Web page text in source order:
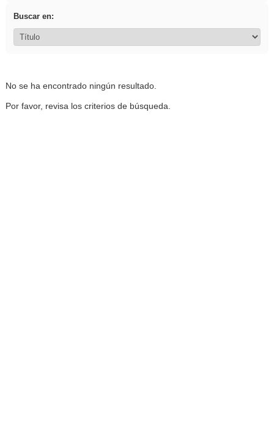
Buscar en:
No se ha encontrado ningún resultado.
Por favor, revisa los criterios de búsqueda.